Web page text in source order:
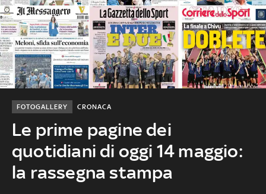
Le prime pagine dei
quotidiani di oggi 14 maggio:
la rassegna stampa
CRONACA
FOTOGALLERY